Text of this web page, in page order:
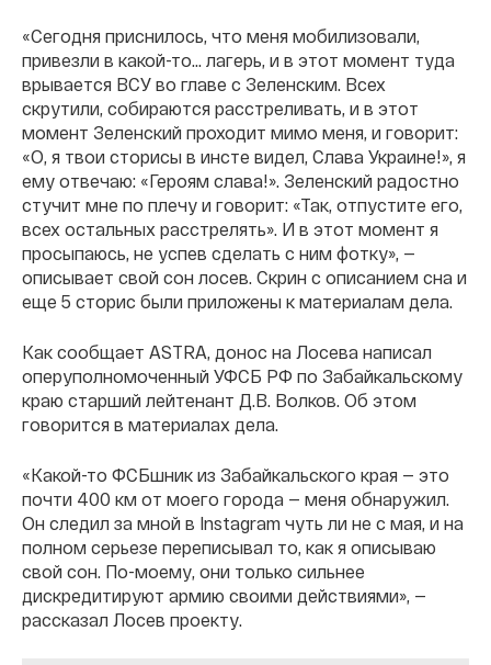
«Сегодня приснилось, что меня мобилизовали,
привезли в какой-то... лагерь, и в этот момент туда
врывается ВСУ во главе с Зеленским. Всех
скрутили, собираются расстреливать, и в этот
момент Зеленский проходит мимо меня, и говорит:
«О, я твои сторисы в инсте видел, Слава Украине!», я
ему отвечаю: «Героям слава!». Зеленский радостно
стучит мне по плечу и говорит: «Так, отпустите его,
всех остальных расстрелять». И в этот момент я
просыпаюсь, не успев сделать с ним фотку», —
описывает свой сон лосев. Скрин с описанием сна и
еще 5 сторис были приложены к материалам дела.
Как сообщает ASTRA, донос на Лосева написал
оперуполномоченный УФСБ РФ по Забайкальскому
краю старший лейтенант Д.В. Волков. Об этом
говорится в материалах дела.
«Какой-то ФСБшник из Забайкальского края — это
почти 400 км от моего города — меня обнаружил.
Он следил за мной в Instagram чуть ли не с мая, и на
полном серьезе переписывал то, как я описываю
свой сон. По-моему, они только сильнее
дискредитируют армию своими действиями», —
рассказал Лосев проекту.